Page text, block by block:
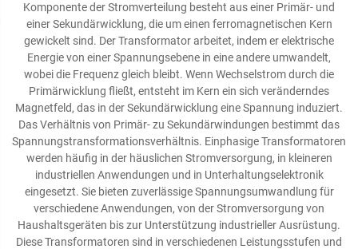
Komponente der Stromverteilung besteht aus einer Primär- und
einer Sekundärwicklung, die um einen ferromagnetischen Kern
gewickelt sind. Der Transformator arbeitet, indem er elektrische
Energie von einer Spannungsebene in eine andere umwandelt,
wobei die Frequenz gleich bleibt. Wenn Wechselstrom durch die
Primärwicklung fließt, entsteht im Kern ein sich veränderndes
Magnetfeld, das in der Sekundärwicklung eine Spannung induziert.
Das Verhältnis von Primär- zu Sekundärwindungen bestimmt das
Spannungstransformationsverhältnis. Einphasige Transformatoren
werden häufig in der häuslichen Stromversorgung, in kleineren
industriellen Anwendungen und in Unterhaltungselektronik
eingesetzt. Sie bieten zuverlässige Spannungsumwandlung für
verschiedene Anwendungen, von der Stromversorgung von
Haushaltsgeräten bis zur Unterstützung industrieller Ausrüstung.
Diese Transformatoren sind in verschiedenen Leistungsstufen und